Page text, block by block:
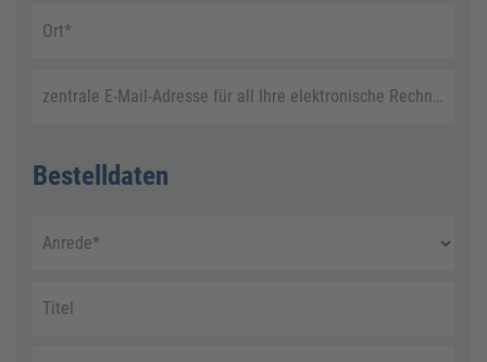
Ort*
zentrale E-Mail-Adresse für all Ihre elektronische Rechnungen
Bestelldaten
Anrede*
Titel